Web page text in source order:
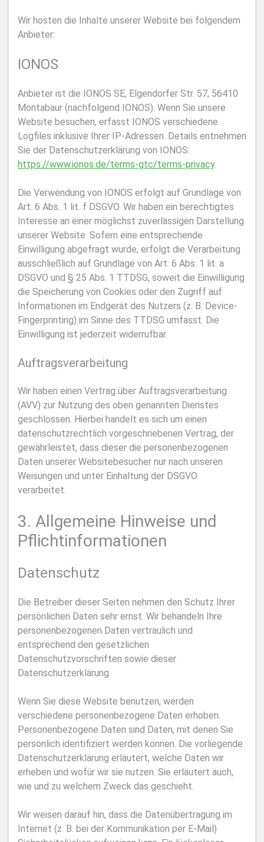
Wir hosten die Inhalte unserer Website bei folgendem
Anbieter:
IONOS
Anbieter ist die IONOS SE, Elgendorfer Str. 57, 56410
Montabaur (nachfolgend IONOS). Wenn Sie unsere
Website besuchen, erfasst IONOS verschiedene
Logfiles inklusive Ihrer IP-Adressen. Details entnehmen
Sie der Datenschutzerklärung von IONOS:
https://www.ionos.de/terms-gtc/terms-privacy.
Die Verwendung von IONOS erfolgt auf Grundlage von
Art. 6 Abs. 1 lit. f DSGVO. Wir haben ein berechtigtes
Interesse an einer möglichst zuverlässigen Darstellung
unserer Website. Sofern eine entsprechende
Einwilligung abgefragt wurde, erfolgt die Verarbeitung
ausschließlich auf Grundlage von Art. 6 Abs. 1 lit. a
DSGVO und § 25 Abs. 1 TTDSG, soweit die Einwilligung
die Speicherung von Cookies oder den Zugriff auf
Informationen im Endgerät des Nutzers (z. B. Device-
Fingerprinting) im Sinne des TTDSG umfasst. Die
Einwilligung ist jederzeit widerrufbar.
Auftragsverarbeitung
Wir haben einen Vertrag über Auftragsverarbeitung
(AVV) zur Nutzung des oben genannten Dienstes
geschlossen. Hierbei handelt es sich um einen
datenschutzrechtlich vorgeschriebenen Vertrag, der
gewährleistet, dass dieser die personenbezogenen
Daten unserer Websitebesucher nur nach unseren
Weisungen und unter Einhaltung der DSGVO
verarbeitet.
3. Allgemeine Hinweise und
Pflicht­informationen
Datenschutz
Die Betreiber dieser Seiten nehmen den Schutz Ihrer
persönlichen Daten sehr ernst. Wir behandeln Ihre
personenbezogenen Daten vertraulich und
entsprechend den gesetzlichen
Datenschutzvorschriften sowie dieser
Datenschutzerklärung.
Wenn Sie diese Website benutzen, werden
verschiedene personenbezogene Daten erhoben.
Personenbezogene Daten sind Daten, mit denen Sie
persönlich identifiziert werden können. Die vorliegende
Datenschutzerklärung erläutert, welche Daten wir
erheben und wofür wir sie nutzen. Sie erläutert auch,
wie und zu welchem Zweck das geschieht.
Wir weisen darauf hin, dass die Datenübertragung im
Internet (z. B. bei der Kommunikation per E-Mail)